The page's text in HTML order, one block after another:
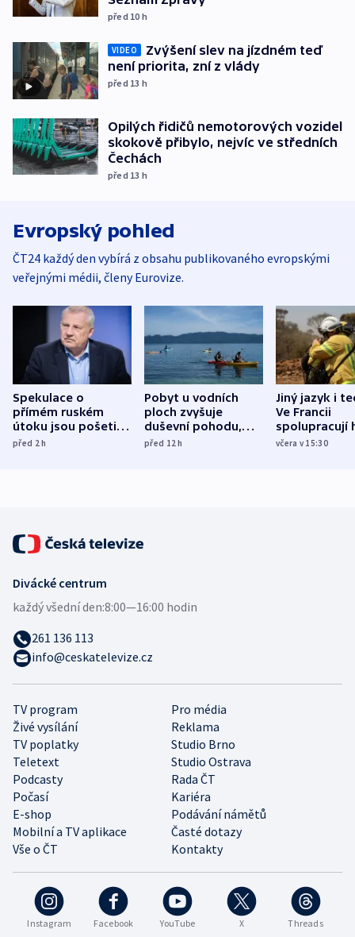
před 10 h
VIDEO
Zvýšení slev na jízdném teď
není priorita, zní z vlády
před 13 h
Opilých řidičů nemotorových vozidel
skokově přibylo, nejvíc ve středních
Čechách
před 13 h
Evropský pohled
ČT24 každý den vybírá z obsahu publikovaného evropskými
veřejnými médii, členy Eurovize.
Spekulace o
přímém ruském
útoku jsou pošetilé,
míní estonský
před 2h
Pobyt u vodních
ploch zvyšuje
duševní pohodu,
ukázala
před 12h
Jiný jazyk i
Ve Francii
spolupracují
různých zemí
včera v 15:30
Instagram Facebook YouTube X Threads
TV program
Pro média
Živé vysílání
Reklama
TV poplatky
Studio Brno
Teletext
Studio Ostrava
Podcasty
Rada ČT
Počasí
Kariéra
E-shop
Podávání námětů
Mobilní a TV aplikace
Časté dotazy
Vše o ČT
Kontakty
Divácké centrum
každý všední den:8:00—16:00 hodin
261 136 113
info@ceskatelevize.cz